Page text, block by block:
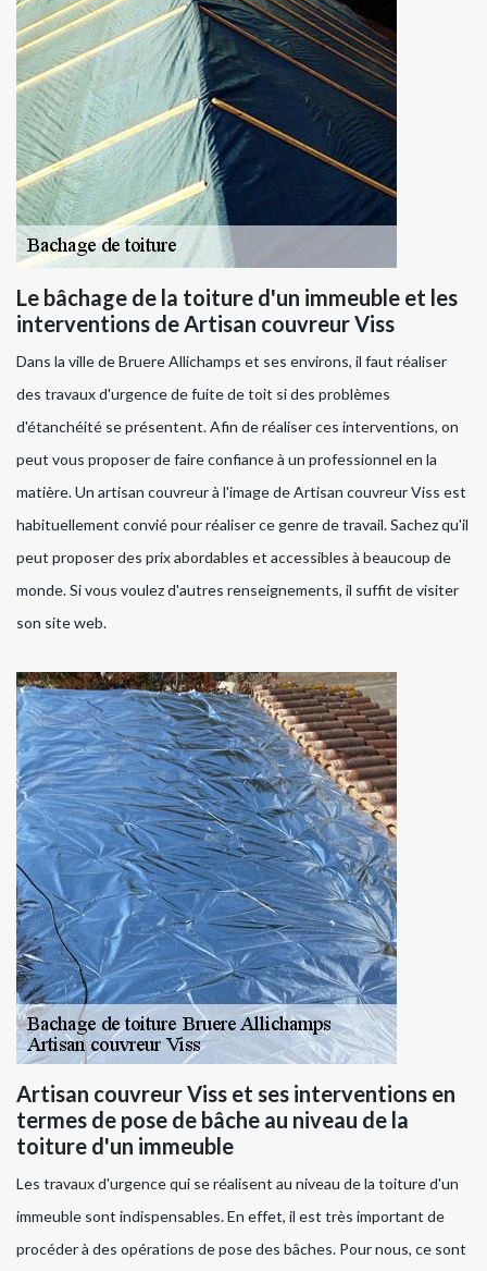
Le bâchage de la toiture d'un immeuble et les
interventions de Artisan couvreur Viss
Dans la ville de Bruere Allichamps et ses environs, il faut réaliser
des travaux d'urgence de fuite de toit si des problèmes
d'étanchéité se présentent. Afin de réaliser ces interventions, on
peut vous proposer de faire confiance à un professionnel en la
matière. Un artisan couvreur à l'image de Artisan couvreur Viss est
habituellement convié pour réaliser ce genre de travail. Sachez qu'il
peut proposer des prix abordables et accessibles à beaucoup de
monde. Si vous voulez d'autres renseignements, il suffit de visiter
son site web.
Artisan couvreur Viss et ses interventions en
termes de pose de bâche au niveau de la
toiture d'un immeuble
Les travaux d'urgence qui se réalisent au niveau de la toiture d'un
immeuble sont indispensables. En effet, il est très important de
procéder à des opérations de pose des bâches. Pour nous, ce sont